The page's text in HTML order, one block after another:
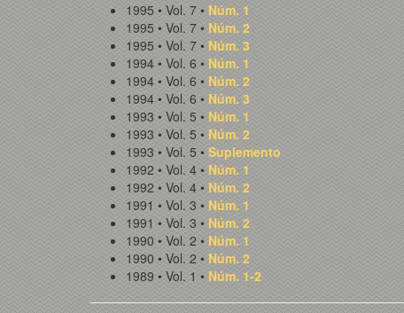
1995 • Vol. 7 • Núm. 1
1995 • Vol. 7 • Núm. 2
1995 • Vol. 7 • Núm. 3
1994 • Vol. 6 • Núm. 1
1994 • Vol. 6 • Núm. 2
1994 • Vol. 6 • Núm. 3
1993 • Vol. 5 • Núm. 1
1993 • Vol. 5 • Núm. 2
1993 • Vol. 5 • Suplemento
1992 • Vol. 4 • Núm. 1
1992 • Vol. 4 • Núm. 2
1991 • Vol. 3 • Núm. 1
1991 • Vol. 3 • Núm. 2
1990 • Vol. 2 • Núm. 1
1990 • Vol. 2 • Núm. 2
1989 • Vol. 1 • Núm. 1-2